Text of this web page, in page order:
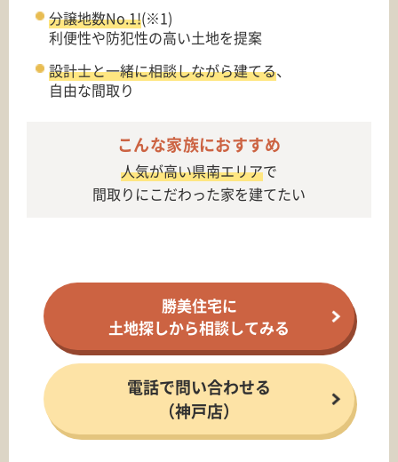
分譲地数No.1!(※1)
利便性や防犯性の高い土地を提案
設計士と一緒に相談しながら建てる、
自由な間取り
こんな家族におすすめ
人気が高い県南エリアで
間取りにこだわった家を建てたい
勝美住宅に
土地探しから相談してみる
電話で問い合わせる
（神戸店）